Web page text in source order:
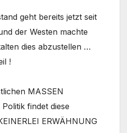
geht bereits jetzt seit
der Westen machte
dies abzustellen …
!
MASSEN
Politik findet diese
ERWÄHNUNG